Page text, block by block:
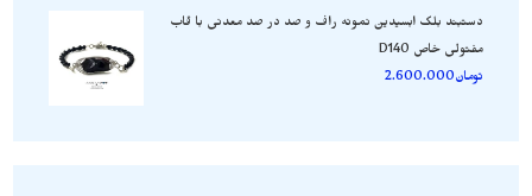
دستبند بلک ابسیدین نمونه راف و صد در صد معدنی با قاب
مفتولی خاص D140
تومان2.600.000